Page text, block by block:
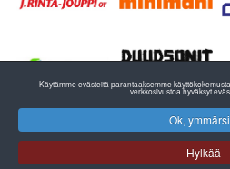
Pohjanmaan Liikunta ja
Huhtalantie 2, 60220
Käytämme evästeitä parantaaksemme
verkkosivustoa hyväksyt
Ok,
Hylkää